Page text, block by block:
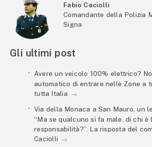
Fabio Caciolli
Comandante della Polizia
Signa
Gli ultimi post
Avere un veicolo 100% elettrico?
automatico di entrare nelle Zone a
tutta Italia
Via della Monaca a San Mauro, un
“Ma se qualcuno si fa male, di chi è
responsabilità?”. La risposta del
Caciolli